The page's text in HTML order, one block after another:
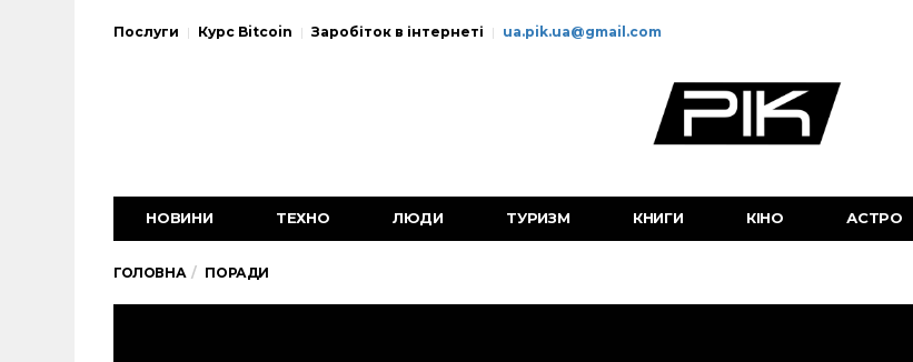
Послуги Курс Bitcoin Заробіток в інтернеті ua.pik.ua@gmail.com
НОВИНИ ТЕХНО ЛЮДИ ТУРИЗМ КНИГИ КІНО АСТРО
ГОЛОВНА ПОРАДИ